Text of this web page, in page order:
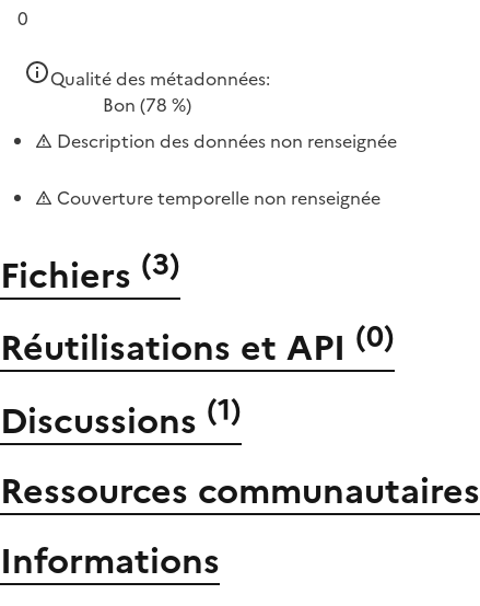
0
Qualité des métadonnées:
Bon (78 %)
Description des données non renseignée
Couverture temporelle non renseignée
Fichiers (3)
Réutilisations et API (0)
Discussions (1)
Ressources communautaires
Informations